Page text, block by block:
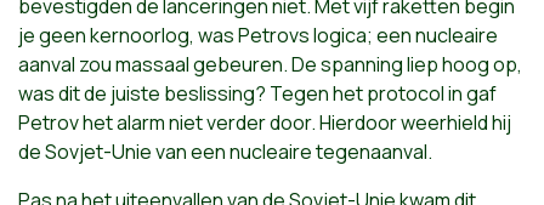
bevestigden de lanceringen niet. Met vijf raketten begin
je geen kernoorlog, was Petrovs logica; een nucleaire
aanval zou massaal gebeuren. De spanning liep hoog op,
was dit de juiste beslissing? Tegen het protocol in gaf
Petrov het alarm niet verder door. Hierdoor weerhield hij
de Sovjet-Unie van een nucleaire tegenaanval.